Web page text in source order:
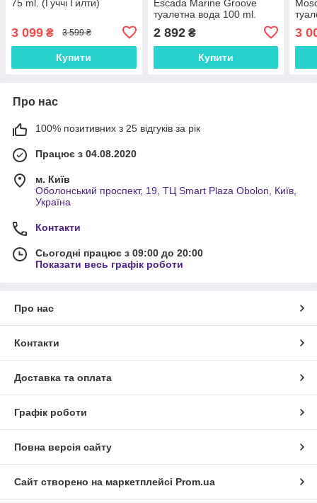
75 ml. (Гуччі Гилти)
3 099 ₴ 3 599 ₴
Купити
Escada Marine Groove
туалетна вода 100 ml.
2 892₴
Купити
3
Про нас
100% позитивних з 25 відгуків за рік
Працює з 04.08.2020
м. Київ
Оболонський проспект, 19, ТЦ Smart Plaza Obolon, Київ,
Україна
Контакти
Сьогодні працює з 09:00 до 20:00
Показати весь графік роботи
Про нас
Контакти
Доставка та оплата
Графік роботи
Повна версія сайту
Сайт створено на маркетплейсі Prom.ua